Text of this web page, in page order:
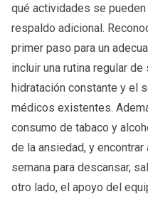
qué actividades se
respaldo adicional.
primer paso para un
incluir una rutina regular
hidratación constante y el
médicos existentes.
consumo de tabaco y
de la ansiedad, y
semana para descansar,
otro lado, el apoyo del